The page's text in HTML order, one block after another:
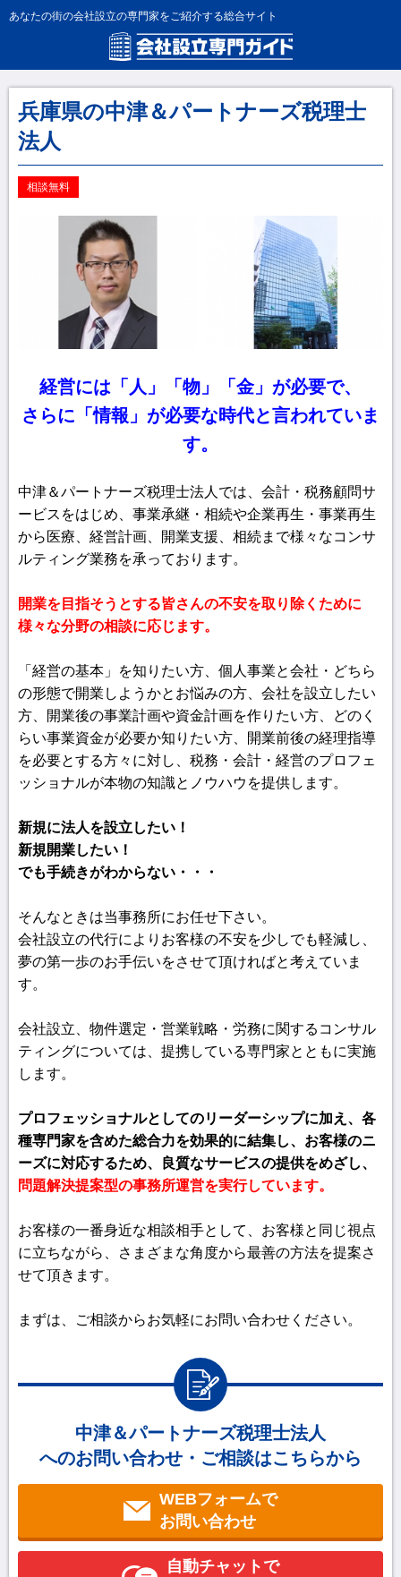
あなたの街の会社設立の専門家をご紹介する総合サイト
兵庫県の中津＆パートナーズ税理士
法人
相談無料
経営には「人」「物」「金」が必要で、
さらに「情報」が必要な時代と言われていま
す。
中津＆パートナーズ税理士法人では、会計・税務顧問サ
ービスをはじめ、事業承継・相続や企業再生・事業再生
から医療、経営計画、開業支援、相続まで様々なコンサ
ルティング業務を承っております。
開業を目指そうとする皆さんの不安を取り除くために
様々な分野の相談に応じます。
「経営の基本」を知りたい方、個人事業と会社・どちら
の形態で開業しようかとお悩みの方、会社を設立したい
方、開業後の事業計画や資金計画を作りたい方、どのく
らい事業資金が必要か知りたい方、開業前後の経理指導
を必要とする方々に対し、税務・会計・経営のプロフェ
ッショナルが本物の知識とノウハウを提供します。
新規に法人を設立したい！
新規開業したい！
でも手続きがわからない・・・
そんなときは当事務所にお任せ下さい。
会社設立の代行によりお客様の不安を少しでも軽減し、
夢の第一歩のお手伝いをさせて頂ければと考えていま
す。
会社設立、物件選定・営業戦略・労務に関するコンサル
ティングについては、提携している専門家とともに実施
します。
プロフェッショナルとしてのリーダーシップに加え、各
種専門家を含めた総合力を効果的に結集し、お客様のニ
ーズに対応するため、良質なサービスの提供をめざし、
問題解決提案型の事務所運営を実行しています。
お客様の一番身近な相談相手として、お客様と同じ視点
に立ちながら、さまざまな角度から最善の方法を提案さ
せて頂きます。
まずは、ご相談からお気軽にお問い合わせください。
中津＆パートナーズ税理士法人
へのお問い合わせ・ご相談はこちらから
WEBフォームで
お問い合わせ
自動チャットで